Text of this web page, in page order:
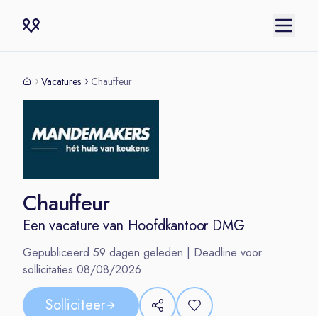
Vacatures Chauffeur
Chauffeur
Een vacature van Hoofdkantoor DMG
Gepubliceerd 59 dagen geleden | Deadline voor
sollicitaties 08/08/2026
Solliciteer